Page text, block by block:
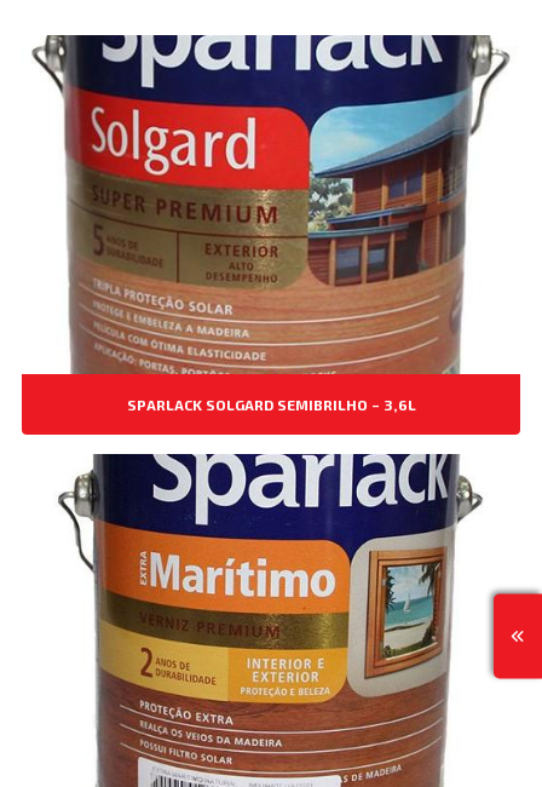
SPARLACK SOLGARD SEMIBRILHO – 3,6L